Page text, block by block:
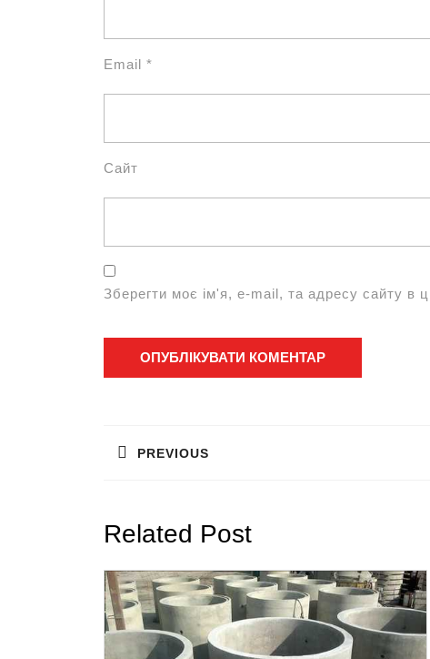
Email *
Сайт
Зберегти моє ім'я, e-mail, та адресу сайту в
записів
PREVIOUS
Related Post